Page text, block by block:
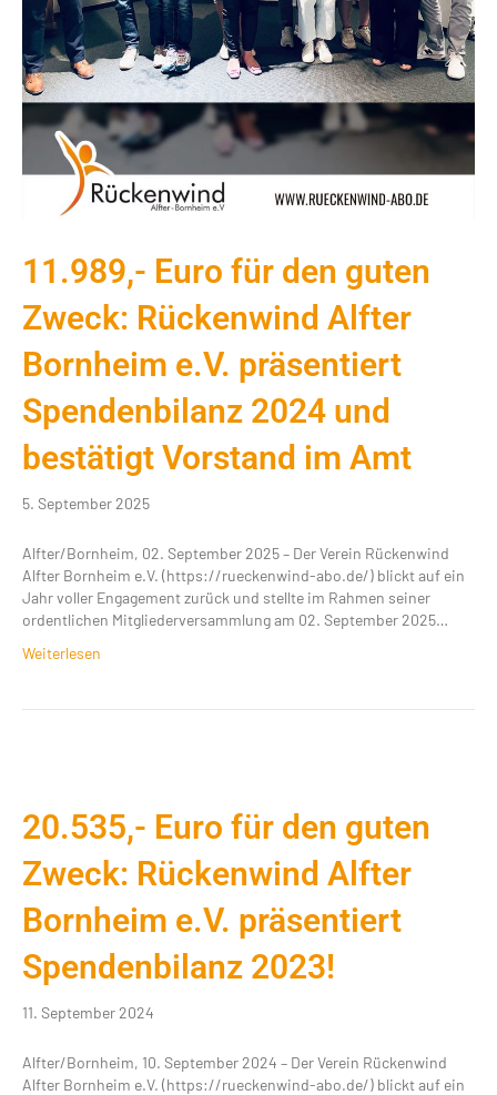
11.989,- Euro für den guten
Zweck: Rückenwind Alfter
Bornheim e.V. präsentiert
Spendenbilanz 2024 und
bestätigt Vorstand im Amt
5. September 2025
Alfter/Bornheim, 02. September 2025 – Der Verein Rückenwind
Alfter Bornheim e.V. (https://rueckenwind-abo.de/) blickt auf ein
Jahr voller Engagement zurück und stellte im Rahmen seiner
ordentlichen Mitgliederversammlung am 02. September 2025…
Weiterlesen
20.535,- Euro für den guten
Zweck: Rückenwind Alfter
Bornheim e.V. präsentiert
Spendenbilanz 2023!
11. September 2024
Alfter/Bornheim, 10. September 2024 – Der Verein Rückenwind
Alfter Bornheim e.V. (https://rueckenwind-abo.de/) blickt auf ein